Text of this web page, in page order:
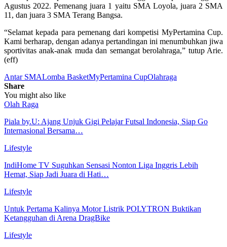
Agustus 2022. Pemenang juara 1 yaitu SMA Loyola, juara 2 SMA
11, dan juara 3 SMA Terang Bangsa.
“Selamat kepada para pemenang dari kompetisi MyPertamina Cup.
Kami berharap, dengan adanya pertandingan ini menumbuhkan jiwa
sportivitas anak-anak muda dan semangat berolahraga,” tutup Arie.
(eff)
Antar SMALomba BasketMyPertamina CupOlahraga
Share
You might also like
Olah Raga
Piala by.U: Ajang Unjuk Gigi Pelajar Futsal Indonesia, Siap Go
Internasional Bersama…
Lifestyle
IndiHome TV Suguhkan Sensasi Nonton Liga Inggris Lebih
Hemat, Siap Jadi Juara di Hati…
Lifestyle
Untuk Pertama Kalinya Motor Listrik POLYTRON Buktikan
Ketangguhan di Arena DragBike
Lifestyle